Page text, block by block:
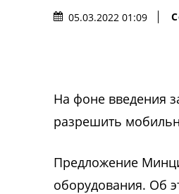
05.03.2022 01:09
На фоне введения
разрешить
Предложение
оборудования. Об